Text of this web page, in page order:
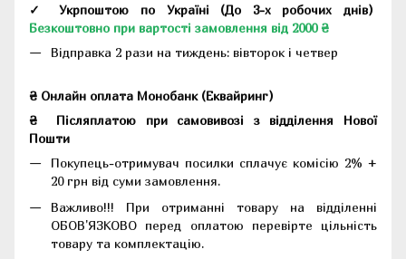
✓ Укрпоштою по Україні (До 3-х робочих днів)
Безкоштовно при вартості замовлення від 2000 ₴
Відправка 2 рази на тиждень: вівторок і четвер
₴ Онлайн оплата Монобанк (Еквайринг)
₴
Післяплатою при самовивозі з відділення Нової
Пошти
Покупець-отримувач посилки сплачує комісію 2% +
20 грн від суми замовлення.
Важливо!!! При отриманні товару на відділенні
ОБОВ'ЯЗКОВО перед оплатою перевірте цільність
товару та комплектацію.